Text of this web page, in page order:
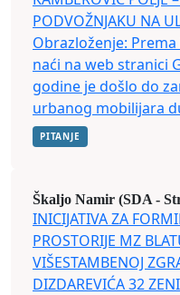
PODVOŽNJAKU NA
Obrazloženje:
naći na web stranici
godine je došlo do
urbanog mobilijara
PITANJE
Škaljo Namir (SDA -
INICIJATIVA ZA
PROSTORIJE MZ
VIŠESTAMBENOJ
DIZDAREVIĆA 32